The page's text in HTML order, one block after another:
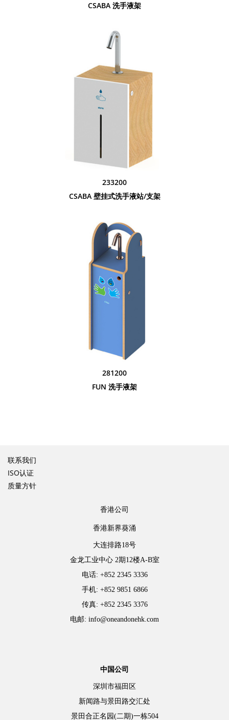
CSABA 洗手液架
233200
CSABA 壁挂式洗手液站/支架
281200
FUN 洗手液架
联系我们
ISO认证
质量方针
香港公司
香港新界葵涌
大连排路18号
金龙工业中心 2期12楼A-B室
电话: +852 2345 3336
手机: +852 9851 6866
传真: +852 2345 3376
电邮: info@oneandonehk.com
中国公司
深圳市福田区
新闻路与景田路交汇处
景田合正名园(二期)一栋504